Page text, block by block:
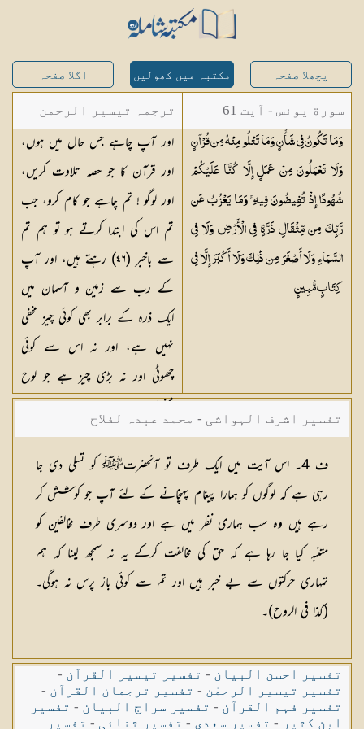
پچھلا صفحہ مکتبہ میں کھولیں اگلا صفحہ
سورة یونس - آیت 61
وَمَا تَكُونُ فِي شَأْنٍ وَمَا تَتْلُو مِنْهُ مِن قُرْآنٍ
وَلَا تَعْمَلُونَ مِنْ عَمَلٍ إِلَّا كُنَّا عَلَيْكُمْ
شُهُودًا إِذْ تُفِيضُونَ فِيهِ ۚ وَمَا يَعْزُبُ عَن
رَّبِّكَ مِن مِّثْقَالِ ذَرَّةٍ فِي الْأَرْضِ وَلَا فِي
السَّمَاءِ وَلَا أَصْغَرَ مِن ذَٰلِكَ وَلَا أَكْبَرَ إِلَّا فِي
كِتَابٍمُّبِينٍ
ترجمہ تیسیر الرحمن
لبیان القرآن - محمد
لقمان سلفی
اور آپ چاہے جس حال میں ہوں،
اور قرآن کا جو حصہ تلاوت کریں،
اور لوگو ! تم چاہے جو کام کرو، جب
تم اس کی ابتدا کرتے ہو تو ہم تم
سے باخبر (٤٦) رہتے ہیں، اور آپ
کے رب سے زمین و آسمان میں
ایک ذرہ کے برابر بھی کوئی چیز مخفی
نہیں ہے، اور نہ اس سے کوئی
چھوٹی اور نہ بڑی چیز ہے جو لوح
محفوظ میں درج نہ ہو۔
تفسیر اشرف الہواشی - محمد عبدہ لفلاح
ف 4۔ اس آیت میں ایک طرف تو آنحضرتﷺ کو تسلی دی جا
رہی ہے کہ لوگوں کو ہمارا پیغام پہنچانے کے لئے آپ جو کوشش کر
رہے ہیں وہ سب ہماری نظر میں ہے اور دوسری طرف مخالفین کو
متنبہ کیا جا رہا ہے کہ حق کی مخالفت کرکے یہ نہ سمجھ لینا کہ ہم
تمہاری حرکتوں سے بے خبر ہیں اور تم سے کوئی باز پرس نہ ہوگی۔
(کذا فی الروح)۔
تفسیر احسن البیان - تفسیر تیسیر القرآن -
تفسیر تیسیر الرحمٰن - تفسیر ترجمان القرآن -
تفسیر فہم القرآن - تفسیر سراج البیان - تفسیر
ابن کثیر - تفسیر سعدی - تفسیر ثنائی - تفسیر